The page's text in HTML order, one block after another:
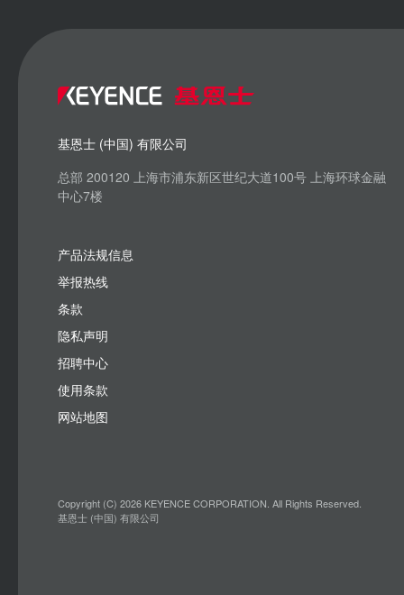
基恩士 (中国) 有限公司
总部 200120 上海市浦东新区世纪大道100号 上海环球金融
中心7楼
产品法规信息
举报热线
条款
隐私声明
招聘中心
使用条款
网站地图
Copyright (C) 2026 KEYENCE CORPORATION. All Rights Reserved.
基恩士 (中国) 有限公司